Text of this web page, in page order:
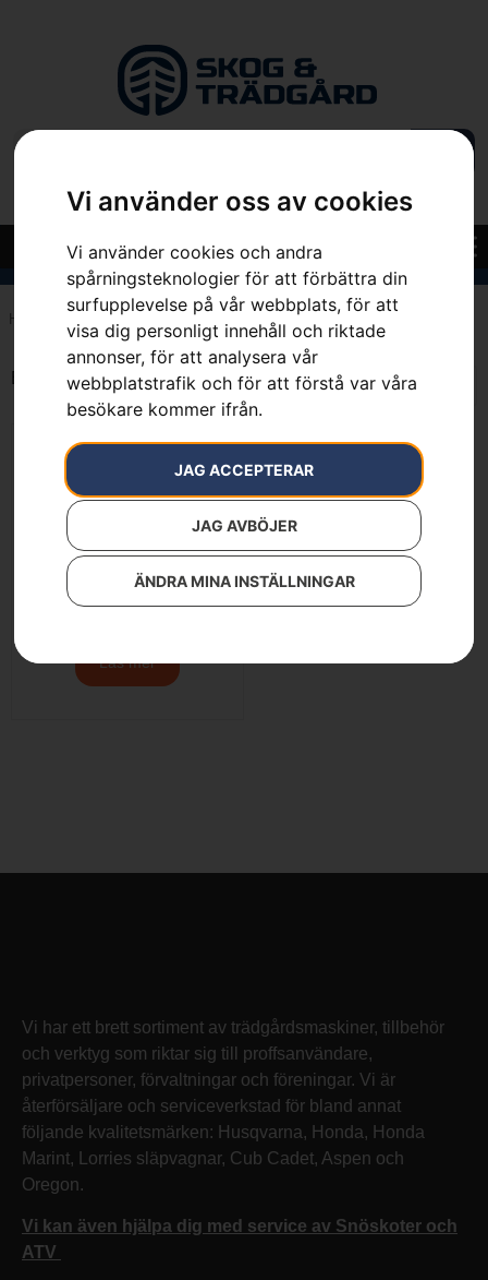
Vi använder oss av cookies
Vi använder cookies och andra
spårningsteknologier för att förbättra din
surfupplevelse på vår webbplats, för att
visa dig personligt innehåll och riktade
annonser, för att analysera vår
webbplatstrafik och för att förstå var våra
besökare kommer ifrån.
JAG ACCEPTERAR
JAG AVBÖJER
ÄNDRA MINA INSTÄLLNINGAR
Hem 115.6 mm
Endast ett sökresultat
Batteri BLi200
1 890kr
Läs mer
Vi har ett brett sortiment av trädgårdsmaskiner, tillbehör
och verktyg som riktar sig till proffsanvändare,
privatpersoner, förvaltningar och föreningar. Vi är
återförsäljare och serviceverkstad för bland annat
följande kvalitetsmärken: Husqvarna, Honda, Honda
Marint, Lorries släpvagnar, Cub Cadet, Aspen och
Oregon.
Vi kan även hjälpa dig med service av Snöskoter och
ATV